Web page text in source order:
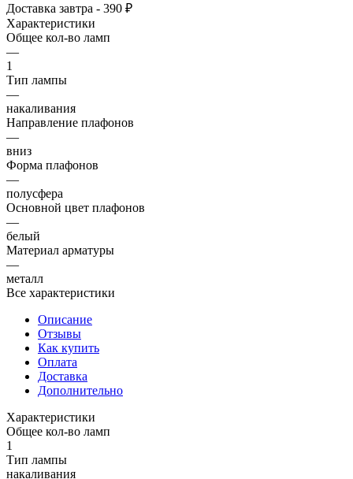
Доставка завтра - 390 ₽
Характеристики
Общее кол-во ламп
—
1
Тип лампы
—
накаливания
Направление плафонов
—
вниз
Форма плафонов
—
полусфера
Основной цвет плафонов
—
белый
Материал арматуры
—
металл
Все характеристики
Описание
Отзывы
Как купить
Оплата
Доставка
Дополнительно
Характеристики
Общее кол-во ламп
1
Тип лампы
накаливания